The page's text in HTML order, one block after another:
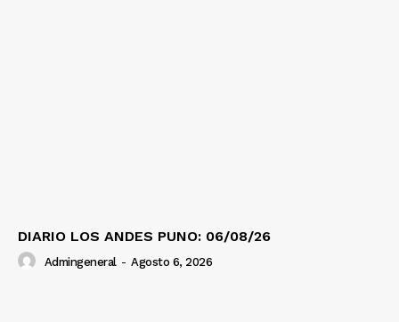
DIARIO LOS ANDES PUNO: 06/08/26
Admingeneral - Agosto 6, 2026